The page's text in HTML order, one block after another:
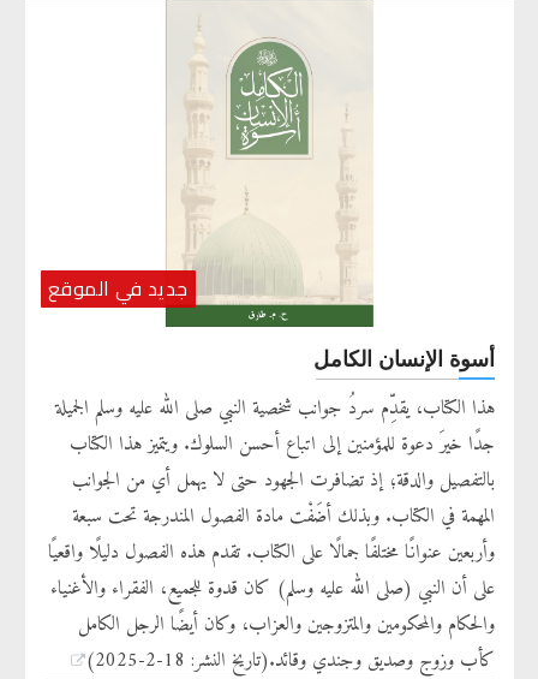
جديد في الموقع
أسوة الإنسان الكامل
هذا الكتاب، يقدِّم سردُ جوانب شخصية النبي صلى الله عليه وسلم الجميلة
جدًا خيرَ دعوة للمؤمنين إلى اتباع أحسن السلوك. ويتميز هذا الكتاب
بالتفصيل والدقة؛ إذ تضافرت الجهود حتى لا يهمل أي من الجوانب
المهمة في الكتاب. وبذلك أضَفْت مادة الفصول المندرجة تحت سبعة
وأربعين عنوانًا مختلفًا جمالًا على الكتاب. تقدم هذه الفصول دليلًا واقعيًا
على أن النبي (صلى الله عليه وسلم) كان قدوة للجميع، الفقراء والأغنياء
والحكام والمحكومين والمتزوجين والعزاب، وكان أيضًا الرجل الكامل
كأب وزوج وصديق وجندي وقائد.(تاريخ النشر: 18-2-2025)